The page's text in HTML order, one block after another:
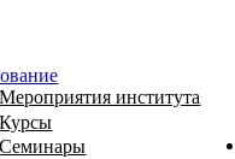
Мероприятия института
Курсы
Семинары